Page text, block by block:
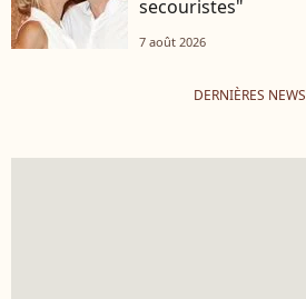
secouristes"
7 août 2026
DERNIÈRES NEWS